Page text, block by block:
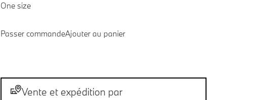
One size
Passer commandeAjouter au panier
Notes de bas de page
Livraison
Vente et expédition par